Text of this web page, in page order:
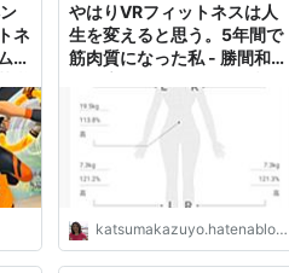
ネ
デ
ァ
やはりVRフィットネスは人
生を変えると思う。5年間で
筋肉質になった私 - 勝間和代
アップするブログ
katsumakazuyo.hatenablog.com